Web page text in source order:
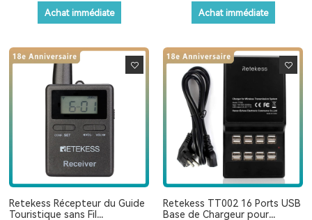
Achat immédiate Achat immédiate
Retekess Récepteur du Guide
Touristique sans Fil
Retekess TT002 16 Ports USB
Base de Chargeur pour